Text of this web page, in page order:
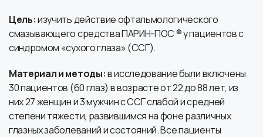
Цель:изучить действие офтальмологического
смазывающего средства ПАРИН-ПОС ® у пациентов с
синдромом «сухого глаза» (ССГ).
Материал и методы:в исследование были включены
30 пациентов (60 глаз) в возрасте от 22 до 88 лет, из
них 27 женщин и 3 мужчин с ССГ слабой и средней
степени тяжести, развившимся на фоне различных
глазных заболеваний и состояний. Все пациенты